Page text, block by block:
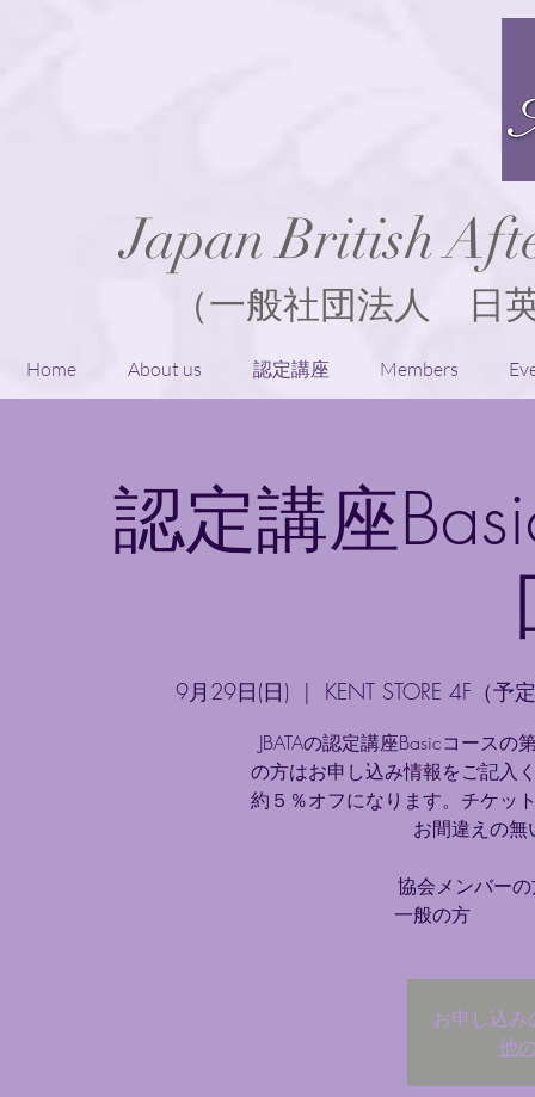
Japan British
（一般社団法人 日
Home About us 認定講座 Members
認定講座
9月29日(日)
  |
KENT STORE 4F（
JBATAの認定講座Basicコース
の方はお申し込み情報をご記入
約５％オフになります。チケッ
お間違えの
協会メンバー
お申し込
他